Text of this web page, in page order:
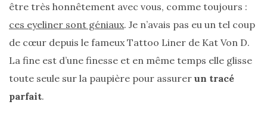
être très honnêtement avec vous, comme toujours :
ces eyeliner sont géniaux. Je n’avais pas eu un tel coup
de cœur depuis le fameux Tattoo Liner de Kat Von D.
La fine est d’une finesse et en même temps elle glisse
toute seule sur la paupière pour assurer un tracé
parfait.